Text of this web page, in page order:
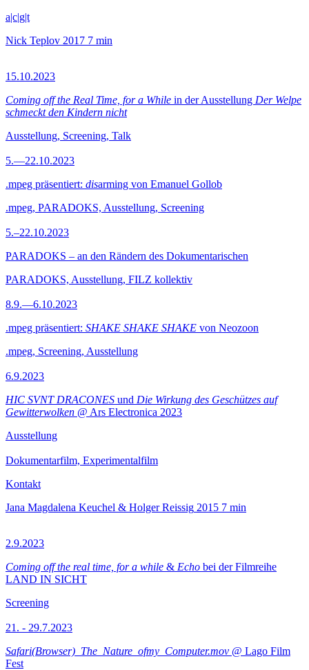
a|c|g|t
Nick Teplov 2017 7 min
15.10.2023
Coming off the Real Time, for a While in der Ausstellung Der Welpe
schmeckt den Kindern nicht
Ausstellung, Screening, Talk
5.—22.10.2023
.mpeg präsentiert: disarming von Emanuel Gollob
.mpeg, PARADOKS, Ausstellung, Screening
5.–22.10.2023
PARADOKS – an den Rändern des Dokumentarischen
PARADOKS, Ausstellung, FILZ kollektiv
8.9.—6.10.2023
.mpeg präsentiert: SHAKE SHAKE SHAKE von Neozoon
.mpeg, Screening, Ausstellung
6.9.2023
HIC SVNT DRACONES und Die Wirkung des Geschützes auf
Gewitterwolken @ Ars Electronica 2023
Ausstellung
Dokumentarfilm, Experimentalfilm
Kontakt
Jana Magdalena Keuchel & Holger Reissig 2015 7 min
2.9.2023
Coming off the real time, for a while & Echo bei der Filmreihe
LAND IN SICHT
Screening
21. - 29.7.2023
Safari(Browser)_The_Nature_ofmy_Computer.mov @ Lago Film
Fest